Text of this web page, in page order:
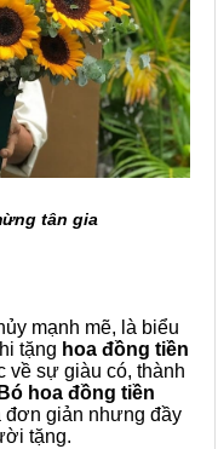
tân gia
mạnh mẽ, là biểu
tặng hoa đồng tiền
về sự giàu có, thành
Bó hoa đồng tiền
đơn giản nhưng đầy
tặng.